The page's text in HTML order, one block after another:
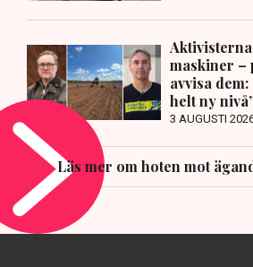
maskiner –
avvisa
helt ny
3 AUGUSTI
Läs mer om hoten mot